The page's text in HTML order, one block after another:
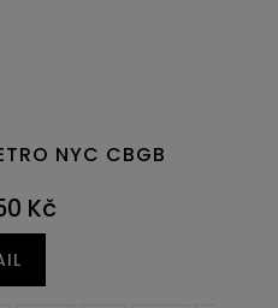
NYC CBGB
Kč